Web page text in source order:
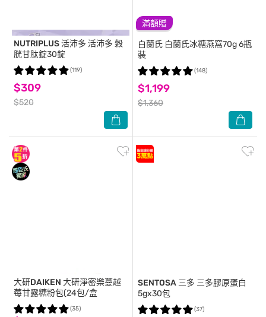
NUTRIPLUS 活沛多 活沛多 穀
胱甘肽錠30錠
$309
$520
(119)
滿額贈
白蘭氏 白蘭氏冰糖燕窩70g 6瓶
裝
$1,199
$1,360
(148)
大研DAIKEN 大研淨密樂蔓越
莓甘露糖粉包(24包/盒
(35)
SENTOSA 三多 三多膠原蛋白
5gx30包
(37)